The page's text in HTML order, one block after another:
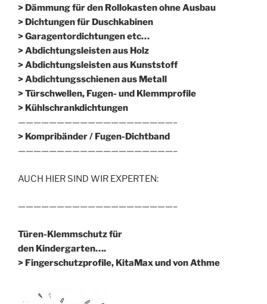
> Dämmung für den Rollokasten ohne Ausbau
> Dichtungen für Duschkabinen
> Garagentordichtungen etc…
> Abdichtungsleisten aus Holz
> Abdichtungsleisten aus Kunststoff
> Abdichtungsschienen aus Metall
> Türschwellen, Fugen- und Klemmprofile
> Kühlschrankdichtungen
————————————————————–
> Kompribänder / Fugen-Dichtband
————————————————————–
AUCH HIER SIND WIR EXPERTEN:
————————————————————–
Türen-Klemmschutz für
den Kindergarten….
> Fingerschutzprofile, KitaMax und von Athme